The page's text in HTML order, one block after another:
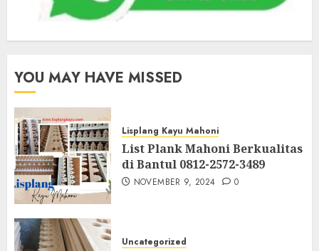
YOU MAY HAVE MISSED
Lisplang Kayu Mahoni
List Plank Mahoni Berkualitas
di Bantul 0812-2572-3489
NOVEMBER 9, 2024 0
Uncategorized